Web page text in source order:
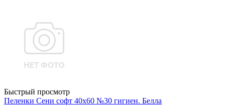
Быстрый просмотр
Пеленки Сени софт 40х60 №30 гигиен. Белла